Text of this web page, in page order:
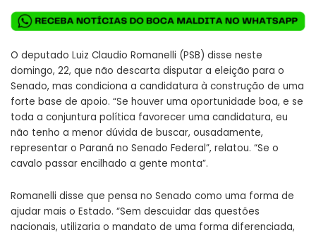
O deputado Luiz Claudio Romanelli (PSB) disse neste
domingo, 22, que não descarta disputar a eleição para o
Senado, mas condiciona a candidatura à construção de uma
forte base de apoio. “Se houver uma oportunidade boa, e se
toda a conjuntura política favorecer uma candidatura, eu
não tenho a menor dúvida de buscar, ousadamente,
representar o Paraná no Senado Federal”, relatou. “Se o
cavalo passar encilhado a gente monta”.
Romanelli disse que pensa no Senado como uma forma de
ajudar mais o Estado. “Sem descuidar das questões
nacionais, utilizaria o mandato de uma forma diferenciada,